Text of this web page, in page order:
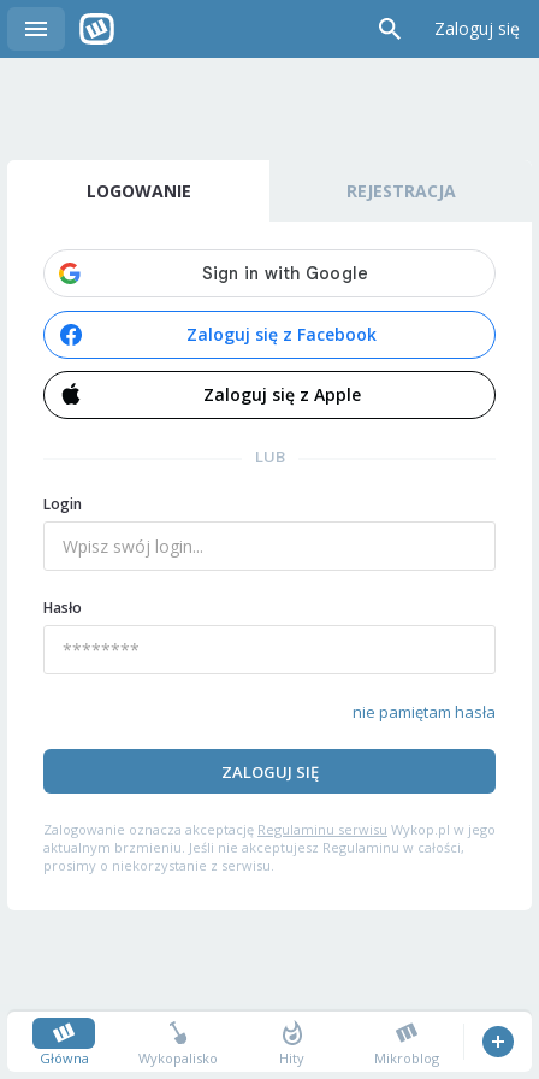
Zaloguj się
LOGOWANIE REJESTRACJA
Zaloguj się z Facebook
Zaloguj się z Apple
LUB
Login
Hasło
nie pamiętam hasła
ZALOGUJ SIĘ
Zalogowanie oznacza akceptację Regulaminu serwisu Wykop.pl w jego
aktualnym brzmieniu. Jeśli nie akceptujesz Regulaminu w całości,
prosimy o niekorzystanie z serwisu.
Główna Wykopalisko Hity Mikroblog